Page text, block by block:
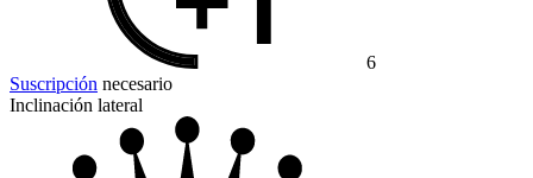
6
Suscripción necesario
Inclinación lateral